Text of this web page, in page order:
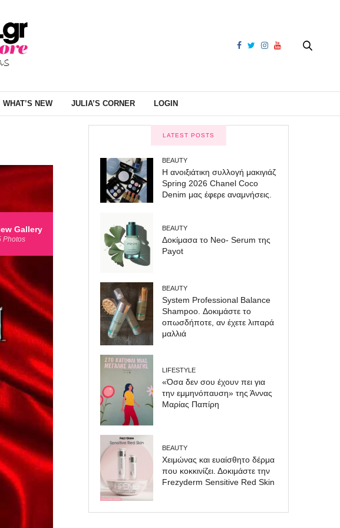
WHAT’S NEW JULIA’S CORNER LOGIN
Gallery
Photos
LATEST POSTS
BEAUTY
Η ανοιξιάτικη συλλογή μακιγιάζ
Spring 2026 Chanel Coco
Denim μας έφερε αναμνήσεις.
BEAUTY
Δοκίμασα το Neo- Serum της
Payot
BEAUTY
System Professional Balance
Shampoo. Δοκιμάστε το
οπωσδήποτε, αν έχετε λιπαρά
μαλλιά
LIFESTYLE
«Όσα δεν σου έχουν πει για
την εμμηνόπαυση» της Άννας
Μαρίας Παπίρη
BEAUTY
Χειμώνας και ευαίσθητο δέρμα
που κοκκινίζει. Δοκιμάστε την
Frezyderm Sensitive Red Skin